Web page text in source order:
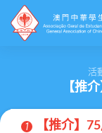
活
【推
1 【推介】